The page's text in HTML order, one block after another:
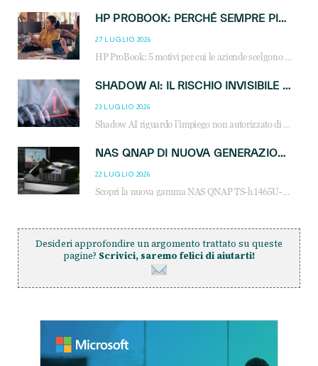
HP PROBOOK: PERCHÉ SEMPRE PIÙ AZIENDE SCELGONO NOTEBOOK PROGETTATI PER IL LAVORO MODERNO
27 LUGLIO 2026
HP ProBook: 5 motivi per cui le aziende scelgono i notebook business HP per migliorare produttività, sicurezza e gestione dell’AI.
SHADOW AI: IL RISCHIO INVISIBILE CHE LE AZIENDE POSSONO GOVERNARE
23 LUGLIO 2026
Shadow AI riguardo l’impiego non autorizzato di sistemi AI all’interno dell’azienda. E’ una pratica che si diffonde a partire dai dipendenti fino ai dirigenti e mette a repentaglio la cybersecurity, con costi più elevati per le organizzazioni. Due recenti report illustrano il fenomeno e forniscono dati in merito
NAS QNAP DI NUOVA GENERAZIONE: PIÙ PRESTAZIONI, SCALABILITÀ E PROTEZIONE DEI DATI PER LE INFRASTRUTTURE IT MODERNE
22 LUGLIO 2026
Scopri la nuova gamma NAS QNAP TS-h1465U-RP, TS-h1065eU e TS-h665U: storage aziendale con ZFS, DDR5, E1.S NVMe e connettività 2.5GbE per backup, virtualizzazione e cybersecurity.
Desideri approfondire un argomento trattato su queste
pagine? Scrivici, saremo felici di aiutarti!